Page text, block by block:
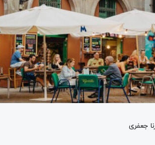
جعفری